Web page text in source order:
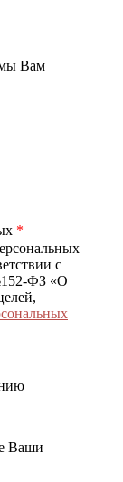
мы Вам
*
с
ФЗ «О
Ваши